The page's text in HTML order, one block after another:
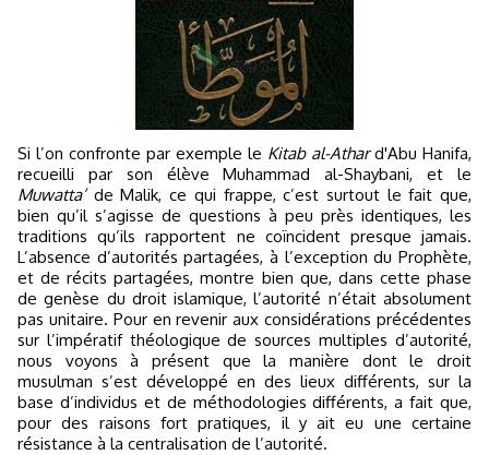
Si l’on confronte par exemple le Kitab al-Athard'Abu Hanifa,
recueilli par son élève Muhammad al-Shaybani, et le
Muwatta’de Malik, ce qui frappe, c’est surtout le fait que,
bien qu’il s’agisse de questions à peu près identiques, les
traditions qu’ils rapportent ne coïncident presque jamais.
L’absence d’autorités partagées, à l’exception du Prophète,
et de récits partagées, montre bien que, dans cette phase
de genèse du droit islamique, l’autorité n’était absolument
pas unitaire. Pour en revenir aux considérations précédentes
sur l’impératif théologique de sources multiples d’autorité,
nous voyons à présent que la manière dont le droit
musulman s’est développé en des lieux différents, sur la
base d’individus et de méthodologies différents, a fait que,
pour des raisons fort pratiques, il y ait eu une certaine
résistance à la centralisation de l’autorité.